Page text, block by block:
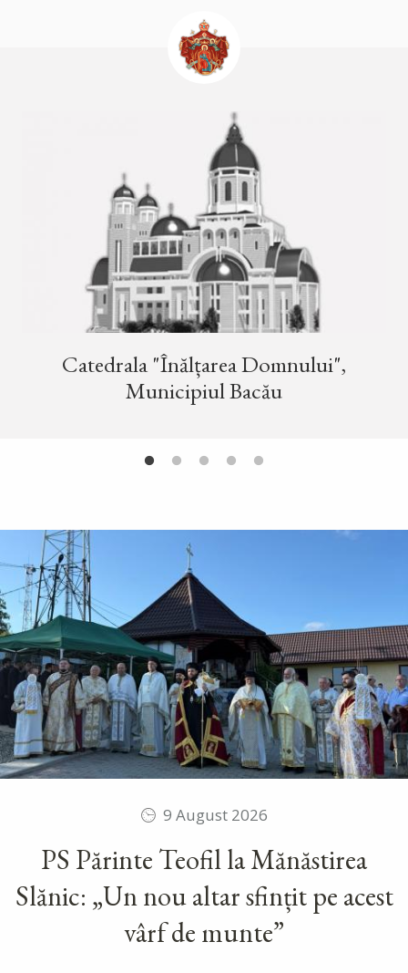
Catedrala "Înălțarea Domnului",
Municipiul Bacău
9 August 2026
PS Părinte Teofil la Mănăstirea
Slănic: „Un nou altar sfințit pe acest
vârf de munte”